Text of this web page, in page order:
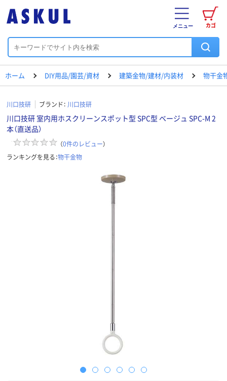
カゴ
メニュー
ホーム DIY用品/園芸/資材 建築金物/建材/内装材 物干金
川口技研 ブランド： 川口技研
川口技研 室内用ホスクリーンスポット型 SPC型 ベージュ SPC-M 2
本（直送品）
（0件のレビュー）
ランキングを見る：物干金物